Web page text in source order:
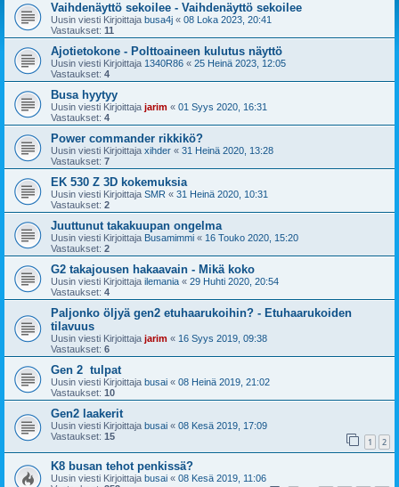
Vaihdenäyttö sekoilee - Vaihdenäyttö sekoilee
Uusin viesti Kirjoittaja busa4j « 08 Loka 2023, 20:41
Vastaukset: 11
Ajotietokone - Polttoaineen kulutus näyttö
Uusin viesti Kirjoittaja 1340R86 « 25 Heinä 2023, 12:05
Vastaukset: 4
Busa hyytyy
Uusin viesti Kirjoittaja jarim « 01 Syys 2020, 16:31
Vastaukset: 4
Power commander rikkikö?
Uusin viesti Kirjoittaja xihder « 31 Heinä 2020, 13:28
Vastaukset: 7
EK 530 Z 3D kokemuksia
Uusin viesti Kirjoittaja SMR « 31 Heinä 2020, 10:31
Vastaukset: 2
Juuttunut takakuupan ongelma
Uusin viesti Kirjoittaja Busamimmi « 16 Touko 2020, 15:20
Vastaukset: 2
G2 takajousen hakaavain - Mikä koko
Uusin viesti Kirjoittaja ilemania « 29 Huhti 2020, 20:54
Vastaukset: 4
Paljonko öljyä gen2 etuhaarukoihin? - Etuhaarukoiden
tilavuus
Uusin viesti Kirjoittaja jarim « 16 Syys 2019, 09:38
Vastaukset: 6
Gen 2 tulpat
Uusin viesti Kirjoittaja busai « 08 Heinä 2019, 21:02
Vastaukset: 10
Gen2 laakerit
Uusin viesti Kirjoittaja busai « 08 Kesä 2019, 17:09
Vastaukset: 15 1 2
K8 busan tehot penkissä?
Uusin viesti Kirjoittaja busai « 08 Kesä 2019, 11:06